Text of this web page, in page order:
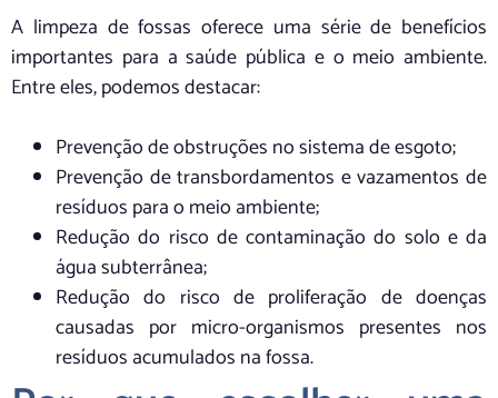
A limpeza de fossas oferece uma série de benefícios
importantes para a saúde pública e o meio ambiente.
Entre eles, podemos destacar:
Prevenção de obstruções no sistema de esgoto;
Prevenção de transbordamentos e vazamentos de
resíduos para o meio ambiente;
Redução do risco de contaminação do solo e da
água subterrânea;
Redução do risco de proliferação de doenças
causadas por micro-organismos presentes nos
resíduos acumulados na fossa.